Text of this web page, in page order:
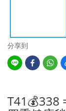
分享到
T41💰338